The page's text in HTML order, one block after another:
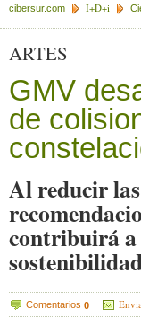
cibersur.com I+D+i
ARTES
GMV
de
Al reducir
contribuirá a
Comentarios 0